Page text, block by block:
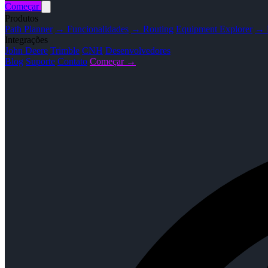
Começar
Produtos
Path Planner → Funcionalidades → Routing Equipment Explorer →
Integrações
John Deere Trimble CNH Desenvolvedores
Blog Suporte Contato Começar →